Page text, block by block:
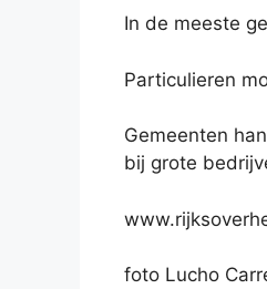
In de meeste
Particulieren
Gemeenten
bij grote
foto Lucho